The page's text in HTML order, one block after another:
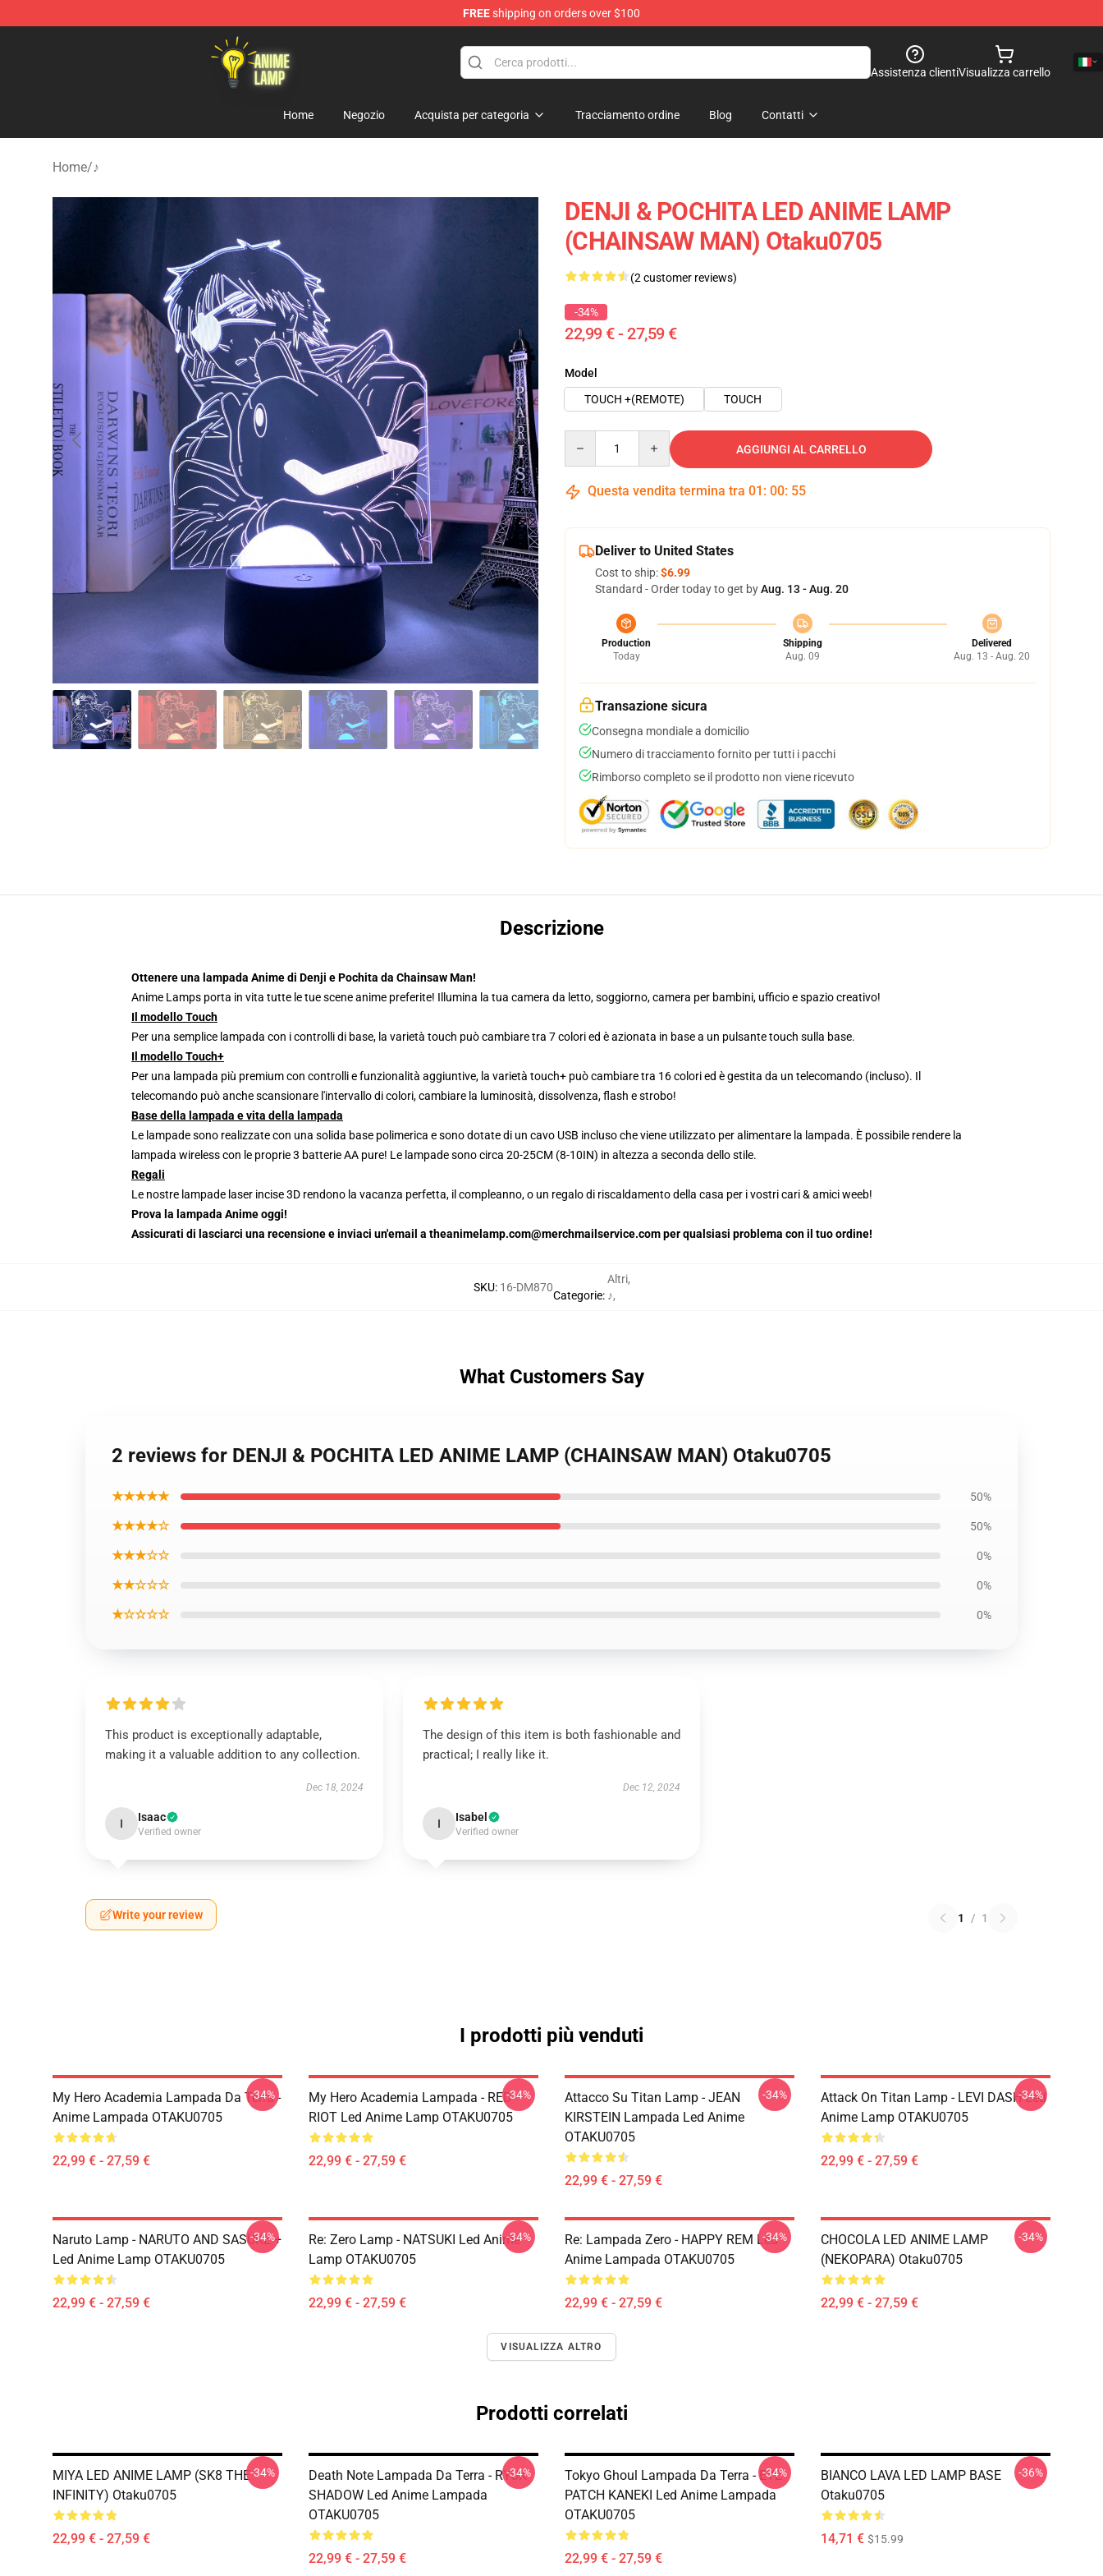
FREEshipping on orders over $100
Anime Lamp Shop - The Best Store of Anime Lamp
Assistenza clientiVisualizza carrello
Home Negozio Acquista per categoria Tracciamento ordine Blog Contatti
Home/♪
DENJI & POCHITA LED ANIME LAMP
(CHAINSAW MAN) Otaku0705
(2 customer reviews)
-34%
22,99 € - 27,59 €
Model
TOUCH +(REMOTE)
TOUCH
AGGIUNGI AL CARRELLO
Questa vendita termina tra 01 : 00: 54
Deliver to United States
Cost to ship:$6.99
Standard - Order today to get byAug. 13 - Aug. 20
Production
Today
Shipping
Aug. 09
Delivered
Aug. 13 - Aug. 20
Transazione sicura
Consegna mondiale a domicilio
Numero di tracciamento fornito per tutti i pacchi
Rimborso completo se il prodotto non viene ricevuto
Descrizione
Ottenere una lampada Anime di Denji e Pochita da Chainsaw Man!
Anime Lamps porta in vita tutte le tue scene anime preferite! Illumina la tua camera da letto, soggiorno, camera per bambini, ufficio e spazio creativo!
Il modello Touch
Per una semplice lampada con i controlli di base, la varietà touch può cambiare tra 7 colori ed è azionata in base a un pulsante touch sulla base.
Il modello Touch+
Per una lampada più premium con controlli e funzionalità aggiuntive, la varietà touch+ può cambiare tra 16 colori ed è gestita da un telecomando (incluso). Il
telecomando può anche scansionare l'intervallo di colori, cambiare la luminosità, dissolvenza, flash e strobo!
Base della lampada e vita della lampada
Le lampade sono realizzate con una solida base polimerica e sono dotate di un cavo USB incluso che viene utilizzato per alimentare la lampada. È possibile rendere la
lampada wireless con le proprie 3 batterie AA pure! Le lampade sono circa 20-25CM (8-10IN) in altezza a seconda dello stile.
Regali
Le nostre lampade laser incise 3D rendono la vacanza perfetta, il compleanno, o un regalo di riscaldamento della casa per i vostri cari & amici weeb!
Prova la lampada Anime oggi!
Assicurati di lasciarci una recensione e inviaci un'email a theanimelamp.com@merchmailservice.com per qualsiasi problema con il tuo ordine!
SKU: 16-DM870
Categorie:
Altri,
♪,
What Customers Say
2 reviews for DENJI & POCHITA LED ANIME LAMP (CHAINSAW MAN) Otaku0705
★★★★★ 50%
★★★★☆ 50%
★★★☆☆ 0%
★★☆☆☆ 0%
★☆☆☆☆ 0%
This product is exceptionally adaptable,
making it a valuable addition to any collection.
Dec 18, 2024
I Isaac
Verified owner
The design of this item is both fashionable and
practical; I really like it.
Dec 12, 2024
I Isabel
Verified owner
Write your review 1 / 1
I prodotti più venduti
My Hero Academia Lampada Da Terra -
Anime Lampada OTAKU0705
22,99 € - 27,59 €
-34%
My Hero Academia Lampada - RED
RIOT Led Anime Lamp OTAKU0705
22,99 € - 27,59 €
-34%
Attacco Su Titan Lamp - JEAN
KIRSTEIN Lampada Led Anime
OTAKU0705
22,99 € - 27,59 €
-34%
Attack On Titan Lamp - LEVI DASH Led
Anime Lamp OTAKU0705
22,99 € - 27,59 €
-34%
Naruto Lamp - NARUTO AND SASUKE +
Led Anime Lamp OTAKU0705
22,99 € - 27,59 €
-34%
Re: Zero Lamp - NATSUKI Led Anime
Lamp OTAKU0705
22,99 € - 27,59 €
-34%
Re: Lampada Zero - HAPPY REM Led
Anime Lampada OTAKU0705
22,99 € - 27,59 €
-34%
CHOCOLA LED ANIME LAMP
(NEKOPARA) Otaku0705
22,99 € - 27,59 €
-34%
VISUALIZZA ALTRO
Prodotti correlati
MIYA LED ANIME LAMP (SK8 THE
INFINITY) Otaku0705
22,99 € - 27,59 €
-34%
Death Note Lampada Da Terra - RYUK
SHADOW Led Anime Lampada
OTAKU0705
22,99 € - 27,59 €
-34%
Tokyo Ghoul Lampada Da Terra - EYE
PATCH KANEKI Led Anime Lampada
OTAKU0705
22,99 € - 27,59 €
-34%
BIANCO LAVA LED LAMP BASE
Otaku0705
14,71 € $15.99
-36%